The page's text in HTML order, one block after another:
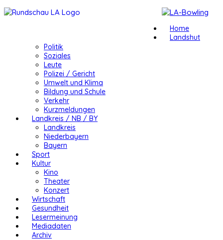
Home
Landshut
Politik
Soziales
Leute
Polizei / Gericht
Umwelt und Klima
Bildung und Schule
Verkehr
Kurzmeldungen
Landkreis / NB / BY
Landkreis
Niederbayern
Bayern
Sport
Kultur
Kino
Theater
Konzert
Wirtschaft
Gesundheit
Lesermeinung
Mediadaten
Archiv